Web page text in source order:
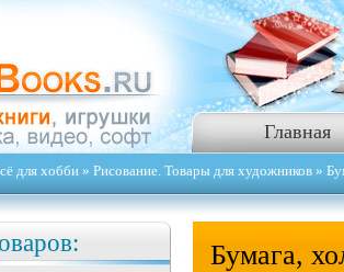
Главная
для хобби » Рисование. Товары для художников »
Бумага,